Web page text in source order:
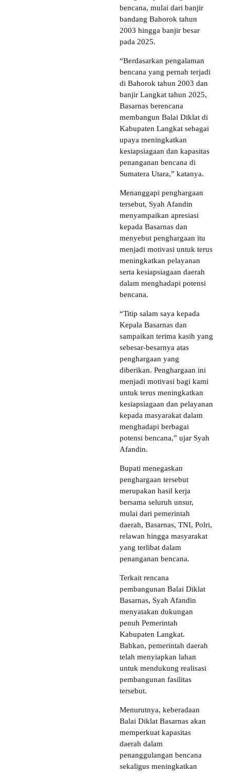
bencana, mulai dari banjir
bandang Bahorok tahun
2003 hingga banjir besar
pada 2025.
“Berdasarkan pengalaman
bencana yang pernah terjadi
di Bahorok tahun 2003 dan
banjir Langkat tahun 2025,
Basarnas berencana
membangun Balai Diklat di
Kabupaten Langkat sebagai
upaya meningkatkan
kesiapsiagaan dan kapasitas
penanganan bencana di
Sumatera Utara,” katanya.
Menanggapi penghargaan
tersebut, Syah Afandin
menyampaikan apresiasi
kepada Basarnas dan
menyebut penghargaan itu
menjadi motivasi untuk terus
meningkatkan pelayanan
serta kesiapsiagaan daerah
dalam menghadapi potensi
bencana.
“Titip salam saya kepada
Kepala Basarnas dan
sampaikan terima kasih yang
sebesar-besarnya atas
penghargaan yang
diberikan. Penghargaan ini
menjadi motivasi bagi kami
untuk terus meningkatkan
kesiapsiagaan dan pelayanan
kepada masyarakat dalam
menghadapi berbagai
potensi bencana,” ujar Syah
Afandin.
Bupati menegaskan
penghargaan tersebut
merupakan hasil kerja
bersama seluruh unsur,
mulai dari pemerintah
daerah, Basarnas, TNI, Polri,
relawan hingga masyarakat
yang terlibat dalam
penanganan bencana.
Terkait rencana
pembangunan Balai Diklat
Basarnas, Syah Afandin
menyatakan dukungan
penuh Pemerintah
Kabupaten Langkat.
Bahkan, pemerintah daerah
telah menyiapkan lahan
untuk mendukung realisasi
pembangunan fasilitas
tersebut.
Menurutnya, keberadaan
Balai Diklat Basarnas akan
memperkuat kapasitas
daerah dalam
penanggulangan bencana
sekaligus meningkatkan